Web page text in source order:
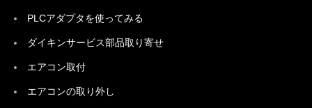
PLCアダプタを使ってみる
ダイキンサービス部品取り寄せ
エアコン取付
エアコンの取り外し